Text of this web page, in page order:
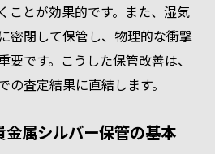
ルバー買取価格の変動要因
ルバー買取額アップの鍵
貴金属の扱い方を解説
ことが効果的です。また、湿気
密閉して保管し、物理的な衝撃
です。こうした保管改善は、
査定結果に直結します。
属シルバー保管の基本